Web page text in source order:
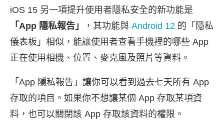
iOS 15 另一項提升使用者隱私安全的新功能是
「App 隱私報告」
，其功能與 Android 12 的「隱私
儀表板」相似，能讓使用者查看手機裡的哪些 App
正在使用相機、位置、麥克風及照片等資料。
「App 隱私報告」讓你可以看到過去七天所有 App
存取的項目。如果你不想讓某個 App 存取某項資
料，也可以關閉該 App 存取該資料的權限。